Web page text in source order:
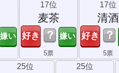
17位
麦茶
？
5票
17位
清酒
？
5票
25位 25位